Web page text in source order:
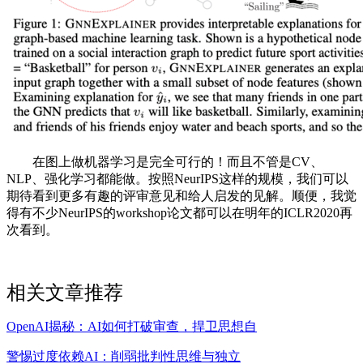
在图上做机器学习是完全可行的！而且不管是CV、
NLP、强化学习都能做。按照NeurIPS这样的规模，我们可以
期待看到更多有趣的评审意见和给人启发的见解。顺便，我觉
得有不少NeurIPS的workshop论文都可以在明年的ICLR2020再
次看到。
相关文章推荐
OpenAI揭秘：AI如何打破审查，捍卫思想自
警惕过度依赖AI：削弱批判性思维与独立